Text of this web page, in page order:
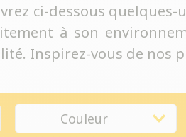
ci-dessous
à son
Inspirez-vous de
Couleur